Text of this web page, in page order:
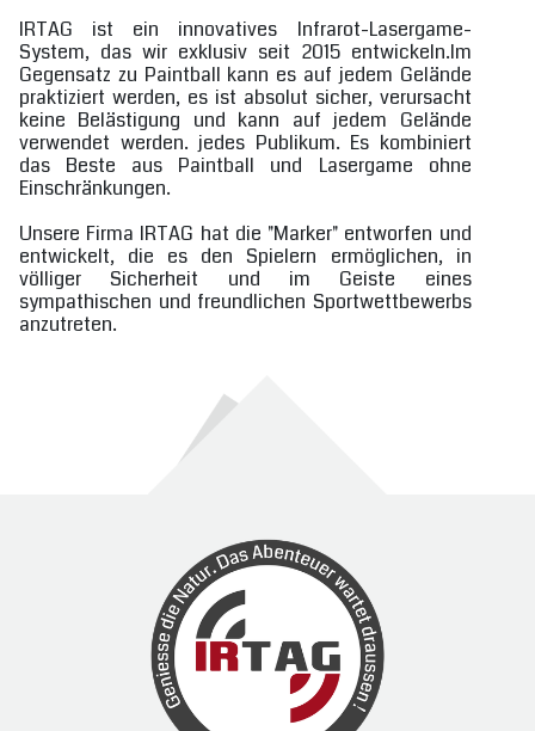
IRTAG ist ein innovatives Infrarot-Lasergame-
System, das wir exklusiv seit 2015 entwickeln.Im
Gegensatz zu Paintball kann es auf jedem Gelände
praktiziert werden, es ist absolut sicher, verursacht
keine Belästigung und kann auf jedem Gelände
verwendet werden. jedes Publikum. Es kombiniert
das Beste aus Paintball und Lasergame ohne
Einschränkungen.
Unsere Firma IRTAG hat die "Marker" entworfen und
entwickelt, die es den Spielern ermöglichen, in
völliger Sicherheit und im Geiste eines
sympathischen und freundlichen Sportwettbewerbs
anzutreten.